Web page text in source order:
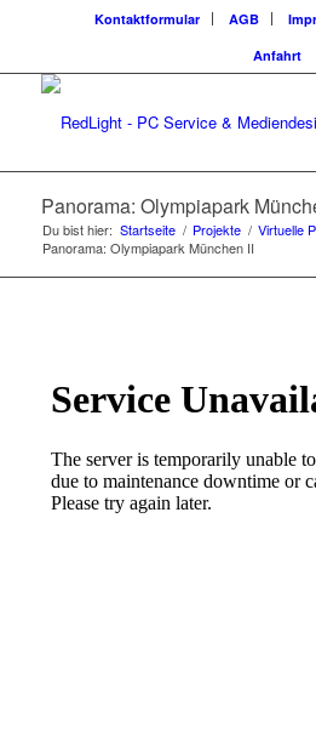
Kontaktformular AGB
Anfahrt
Panorama: Olympiapark
Du bist hier: Startseite / Projekte / Virtuelle
Panorama: Olympiapark München II